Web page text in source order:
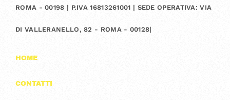
ROMA - 00198 | P.IVA 16813261001 | SEDE OPERATIVA: VIA
DI VALLERANELLO, 82 - ROMA - 00128|
HOME
CONTATTI